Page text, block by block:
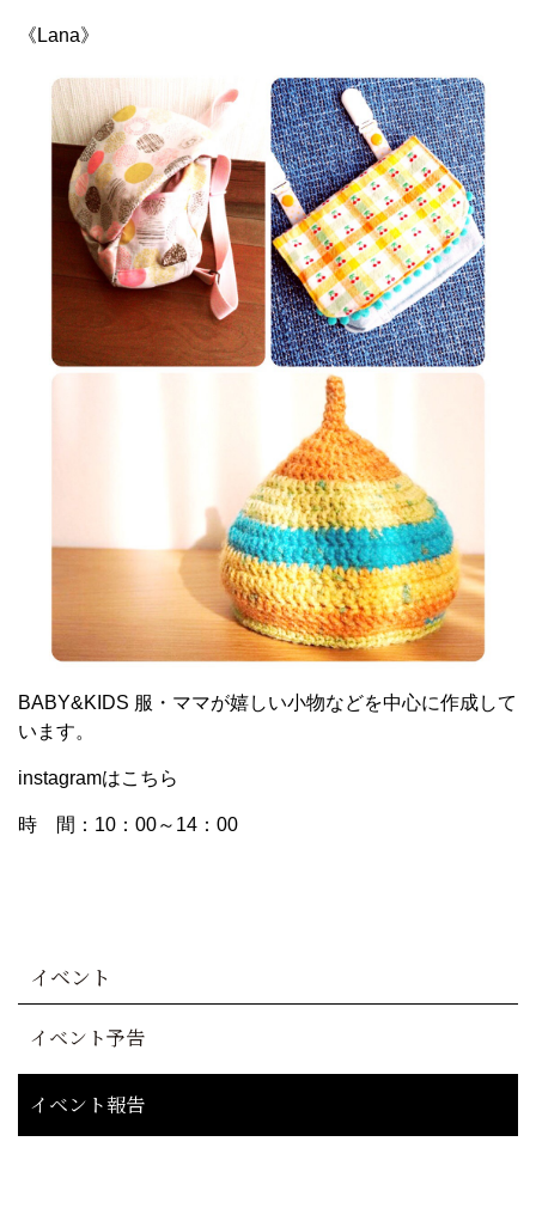
《Lana》
BABY&KIDS 服・ママが嬉しい小物などを中心に作成して
います。
instagramはこちら
時 間：10：00～14：00
イベント
イベント予告
イベント報告